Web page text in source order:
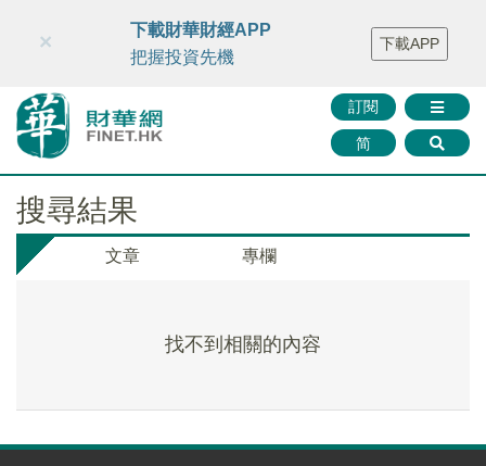
財華智庫網 FINTV FINMETA 財華證券 媒體矩陣
智庫沙龍
聯絡我們
訂閱
简
×
下載財華財經APP
把握投資先機
下載APP
搜尋結果
文章 專欄
找不到相關的內容